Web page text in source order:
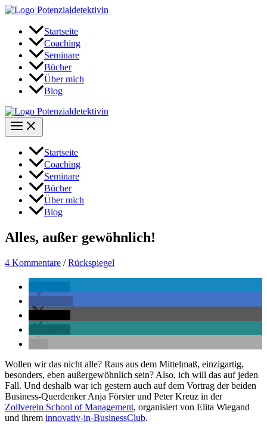
Zum
springen
Startseite
Coaching
Seminare
Bücher
Über mich
Blog
Startseite
Coaching
Seminare
Bücher
Über mich
Blog
Alles, außer gewöhnlich!
4 Kommentare /Rückspiegel
Wollen wir das nicht alle? Raus aus dem Mittelmaß, einzigartig,
besonders, eben außergewöhnlich sein? Also, ich will das auf jeden
Fall. Und deshalb war ich gestern auch auf dem Vortrag der beiden
Business-Querdenker Anja Förster und Peter Kreuz in der
Zollverein School of Management, organisiert von Elita Wiegand
und ihrem innovativ-in-BusinessClub.